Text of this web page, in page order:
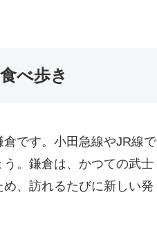
べ歩き
です。小田急線やJR線で
。鎌倉は、かつての武士
、訪れるたびに新しい発